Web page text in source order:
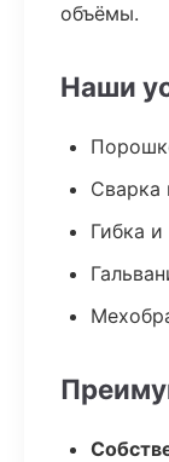
объёмы.
Наши
Сварка
Гибка